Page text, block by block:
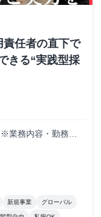
責任者の直下で
きる“実践型採
業務内容・勤務状
新規事業 グローバル